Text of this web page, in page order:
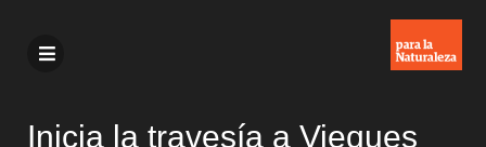
Inicia la travesía a Vieques